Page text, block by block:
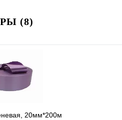
(8)
20мм*200м